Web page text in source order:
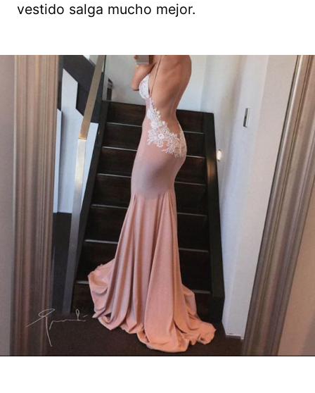
vestido salga mucho mejor.